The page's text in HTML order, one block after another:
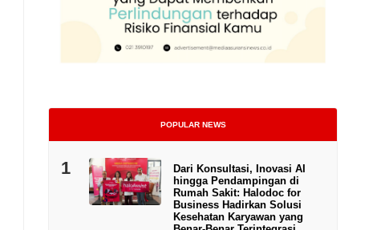
POPULAR NEWS
1
Dari Konsultasi, Inovasi AI
hingga Pendampingan di
Rumah Sakit: Halodoc for
Business Hadirkan Solusi
Kesehatan Karyawan yang